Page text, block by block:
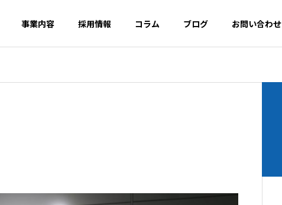
事業内容 採用情報 コラム ブログ お問い合わせ